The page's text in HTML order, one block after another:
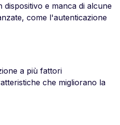
e manca di alcune
come l'autenticazione
a più fattori
che migliorano la